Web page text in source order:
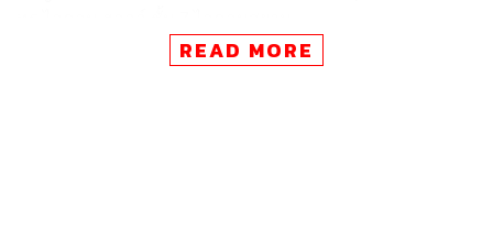
สุพจน์ ชัยวัฒน์ศิริกุล กรรมการผู้จัดการ บริษัท ไอคอนสยาม
READ MORE